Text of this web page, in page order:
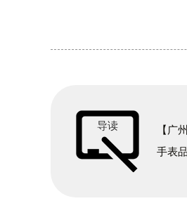
导读
【广
手表